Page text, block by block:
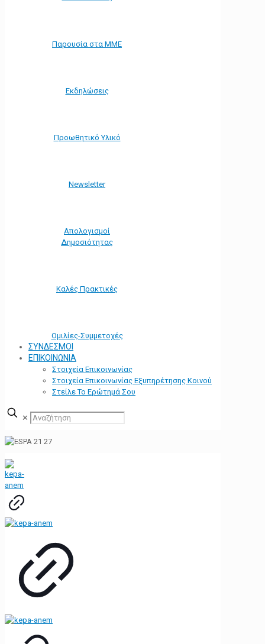
Παρουσία στα ΜΜΕ
Εκδηλώσεις
Προωθητικό Υλικό
Νewsletter
Απολογισμοί
Δημοσιότητας
Καλές Πρακτικές
Ομιλίες-Συμμετοχές
ΣΥΝΔΕΣΜΟΙ
ΕΠΙΚΟΙΝΩΝΙΑ
Στοιχεία Επικοινωνίας
Στοιχεία Επικοινωνίας Εξυπηρέτησης Κοινού
Στείλε Το Ερώτημά Σου
✕